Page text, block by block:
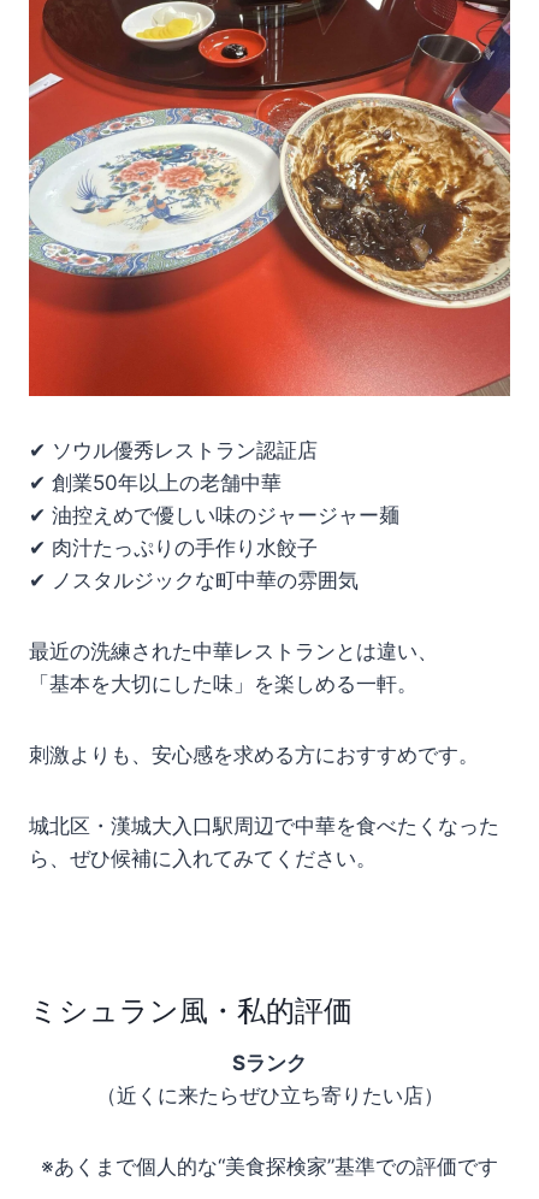
✔ ソウル優秀レストラン認証店
✔ 創業50年以上の老舗中華
✔ 油控えめで優しい味のジャージャー麺
✔ 肉汁たっぷりの手作り水餃子
✔ ノスタルジックな町中華の雰囲気
最近の洗練された中華レストランとは違い、
「基本を大切にした味」を楽しめる一軒。
刺激よりも、安心感を求める方におすすめです。
城北区・漢城大入口駅周辺で中華を食べたくなった
ら、ぜひ候補に入れてみてください。
ミシュラン風・私的評価
Sランク
（近くに来たらぜひ立ち寄りたい店）
※あくまで個人的な“美食探検家”基準での評価です